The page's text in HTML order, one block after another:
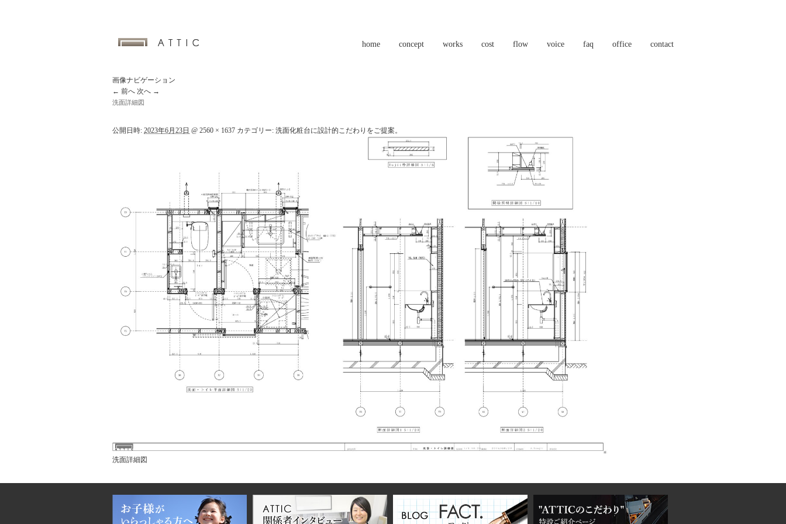
home concept works cost flow voice faq office contact
画像ナビゲーション
← 前へ 次へ →
洗面詳細図
公開日時: 2023年6月23日 @ 2560 × 1637 カテゴリー: 洗面化粧台に設計的こだわりをご提案。
洗面詳細図